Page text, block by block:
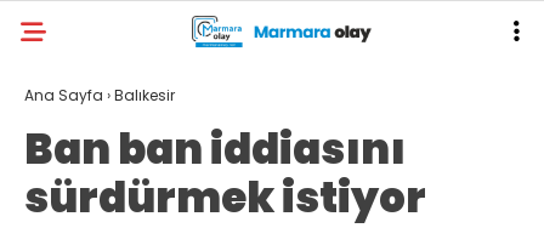
Ana Sayfa ›Balıkesir
Ban ban iddiasını
sürdürmek istiyor